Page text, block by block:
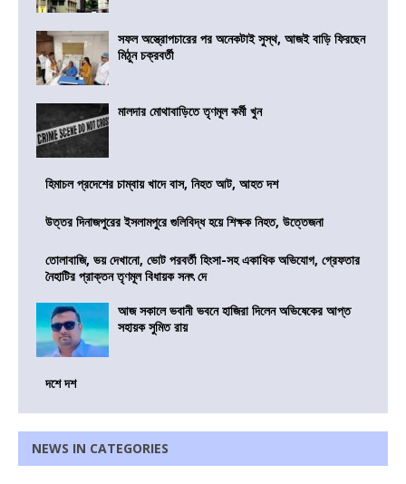
সফল অস্ত্রোপচারের পর অনেকটাই সুস্থ, আজই বাড়ি ফিরছেন
মিঠুন চক্রবর্তী
মালদার মোথাবাড়িতে তৃণমূল কর্মী খুন
হিমাচল প্রদেশের চাম্বায় খাদে বাস, নিহত আট, আহত দশ
উত্তর দিনাজপুরের ইসলামপুরে গুলিবিদ্ধ হয়ে শিক্ষক নিহত, উত্তেজনা
তোলাবাজি, ভয় দেখানো, ভোট পরবর্তী হিংসা-সহ একাধিক অভিযোগ, গ্রেফতার
নৈহাটির প্রাক্তন তৃণমূল বিধায়ক সনৎ দে
আজ সকালে ভবানী ভবনে হাজিরা দিলেন অভিষেকের আপ্ত
সহায়ক সুমিত রায়
দশে দশ
NEWS IN CATEGORIES